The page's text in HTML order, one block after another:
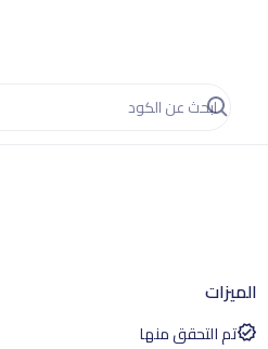
الميزات
تم التحقق منها